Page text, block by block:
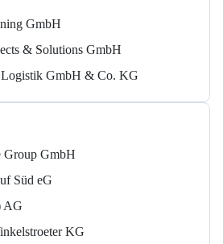
GmbH
& Solutions GmbH
Logistik GmbH & Co. KG
GmbH
Süd eG
AG
KG